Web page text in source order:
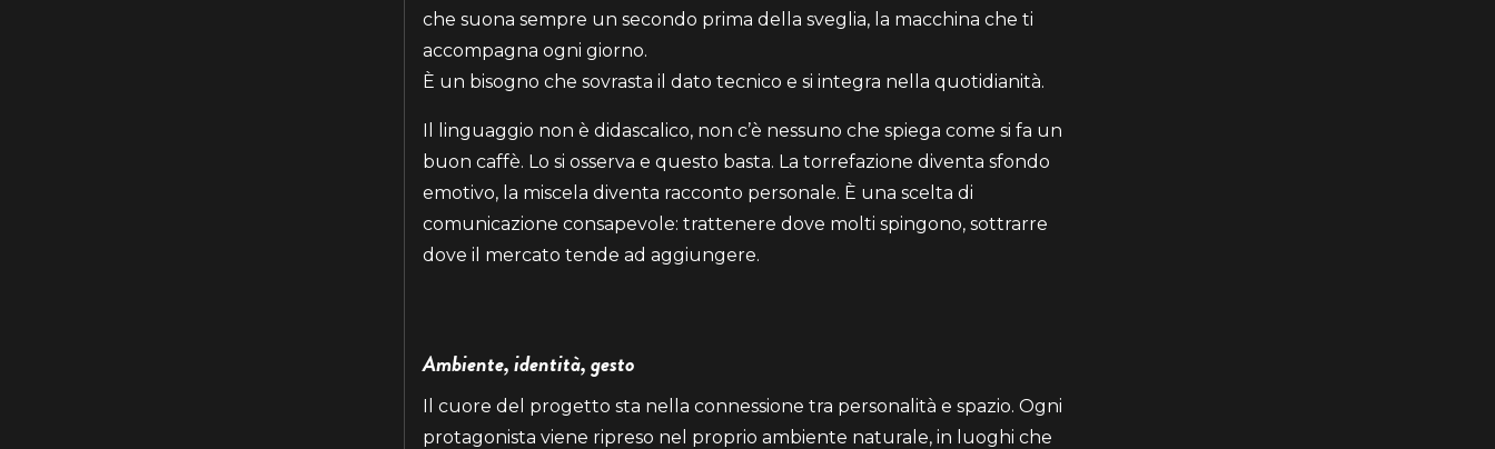
che suona sempre un secondo prima della sveglia, la macchina che ti
accompagna ogni giorno.
È un bisogno che sovrasta il dato tecnico e si integra nella quotidianità.
Il linguaggio non è didascalico, non c’è nessuno che spiega come si fa un
buon caffè. Lo si osserva e questo basta. La torrefazione diventa sfondo
emotivo, la miscela diventa racconto personale. È una scelta di
comunicazione consapevole: trattenere dove molti spingono, sottrarre
dove il mercato tende ad aggiungere.
Ambiente, identità, gesto
Il cuore del progetto sta nella connessione tra personalità e spazio. Ogni
protagonista viene ripreso nel proprio ambiente naturale, in luoghi che